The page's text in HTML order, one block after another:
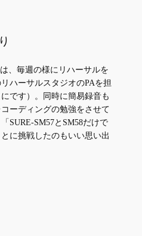
、毎週の様にリハーサルを
ハーサルスタジオのPAを担
です）。同時に簡易録音も
ーディングの勉強をさせて
SURE-SM57とSM58だけで
に挑戦したのもいい思い出